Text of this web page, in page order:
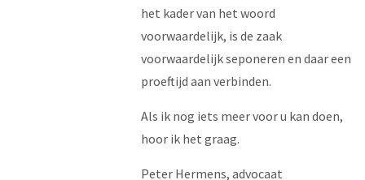
het kader van het woord
voorwaardelijk, is de zaak
voorwaardelijk seponeren en daar een
proeftijd aan verbinden.
Als ik nog iets meer voor u kan doen,
hoor ik het graag.
Peter Hermens, advocaat